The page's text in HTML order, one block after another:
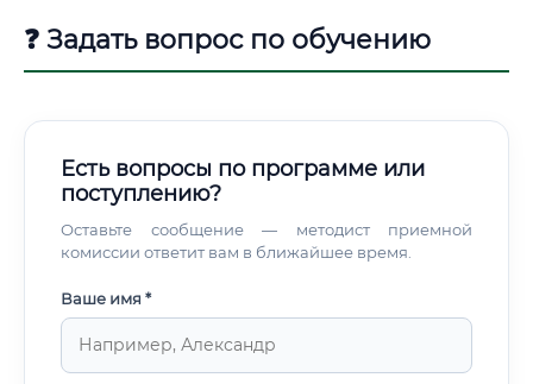
❓ Задать вопрос по обучению
Есть вопросы по программе или
поступлению?
Оставьте сообщение — методист приемной
комиссии ответит вам в ближайшее время.
Ваше имя *